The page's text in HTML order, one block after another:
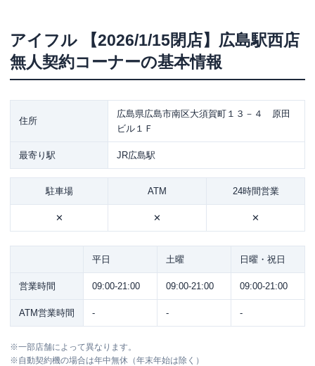
アイフル
【2026/1/15閉店】広島駅西店
無人契約コーナーの基本情報
住所
広島県広島市南区大須賀町１３－４ 原田
ビル１Ｆ
最寄り駅 JR広島駅
駐車場 ATM 24時間営業
✕ ✕ ✕
平日 土曜 日曜・祝日
営業時間 09:00-21:00 09:00-21:00 09:00-21:00
ATM営業時間 - - -
※一部店舗によって異なります。
※自動契約機の場合は年中無休（年末年始は除く）